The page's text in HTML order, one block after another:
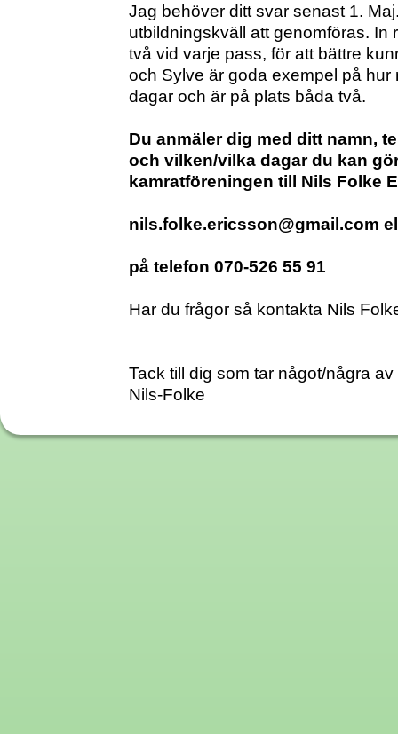
Jag behöver ditt svar senast 1.
utbildningskväll att genomföras. In
två vid varje pass, för att bättre
och Sylve är goda exempel på hur
dagar och är på plats båda två.
Du anmäler dig med ditt namn,
och vilken/vilka dagar du kan
kamratföreningen till Nils Folke
nils.folke.ericsson@gmail.com
på telefon 070-526 55 91
Har du frågor så kontakta Nils
Tack till dig som tar något/några
Nils-Folke